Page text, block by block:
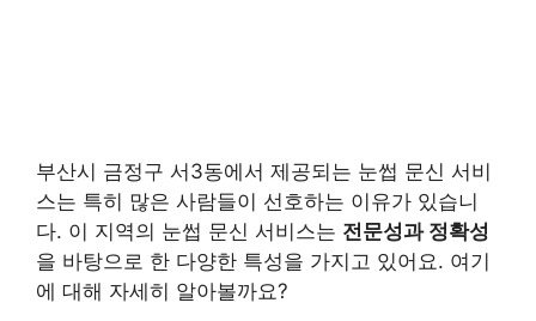
부산시 금정구 서3동에서 제공되는 눈썹 문신 서비
스는 특히 많은 사람들이 선호하는 이유가 있습니
다. 이 지역의 눈썹 문신 서비스는 전문성과 정확성
을 바탕으로 한 다양한 특성을 가지고 있어요. 여기
에 대해 자세히 알아볼까요?